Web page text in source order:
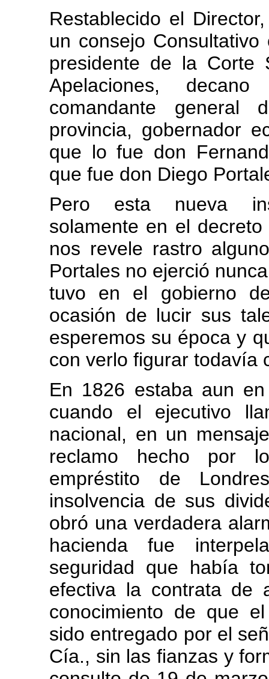
Restablecido el
un consejo
presidente de la Corte
Apelaciones,
comandante general
provincia, gobernador
que lo fue don
que fue don Diego
Pero esta nueva
solamente en el
nos revele rastro
Portales no ejerció
tuvo en el gobierno
ocasión de lucir sus
esperemos su época y
con verlo figurar todavía
En 1826 estaba aun
cuando el ejecutivo
nacional, en un
reclamo hecho por
empréstito de
insolvencia de sus
obró una verdadera
hacienda fue
seguridad que había
efectiva la contrata de
conocimiento de que
sido entregado por el
Cía., sin las fianzas y